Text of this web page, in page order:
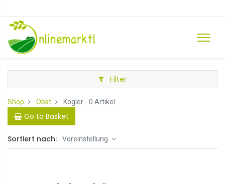
Filter
Shop Obst Kogler - 0 Artikel
Go to Basket
Sortiert nach: Voreinstellung